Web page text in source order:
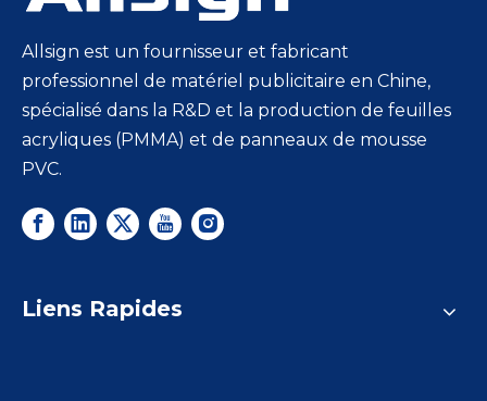
Allsign est un fournisseur et fabricant
professionnel de matériel publicitaire en Chine,
spécialisé dans la R&D et la production de feuilles
acryliques (PMMA) et de panneaux de mousse
PVC.
Liens Rapides